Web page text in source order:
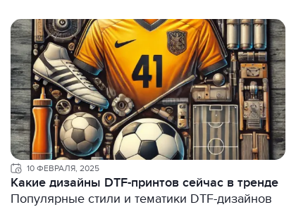
10 ФЕВРАЛЯ, 2025
Какие дизайны DTF-принтов сейчас в тренде
Популярные стили и тематики DTF-дизайнов